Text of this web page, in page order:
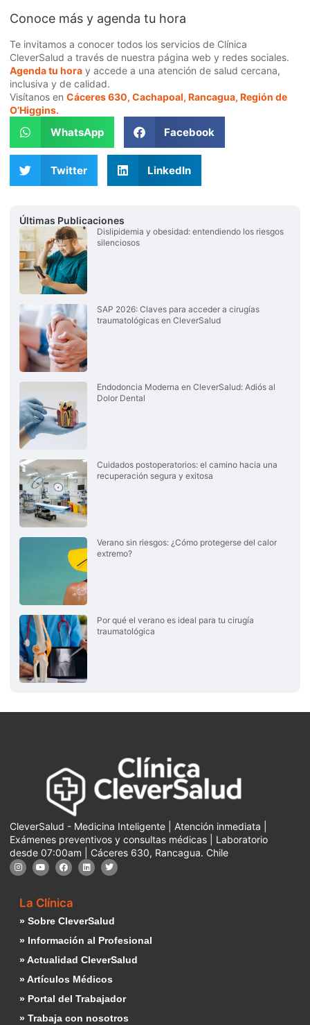
Conoce más y agenda tu hora
Te invitamos a conocer todos los servicios de Clínica
CleverSalud a través de nuestra página web y redes sociales.
Agenda tu hora y accede a una atención de salud cercana,
inclusiva y de calidad.
Visítanos en Cáceres 630, Cachapoal, Rancagua, Región de
O’Higgins.
WhatsApp Facebook
Twitter LinkedIn
Últimas Publicaciones
Dislipidemia y obesidad: entendiendo los riesgos
silenciosos
SAP 2026: Claves para acceder a cirugías
traumatológicas en CleverSalud
Endodoncia Moderna en CleverSalud: Adiós al
Dolor Dental
Cuidados postoperatorios: el camino hacia una
recuperación segura y exitosa
Verano sin riesgos: ¿Cómo protegerse del calor
extremo?
Por qué el verano es ideal para tu cirugía
traumatológica
CleverSalud - Medicina Inteligente | Atención inmediata |
Exámenes preventivos y consultas médicas | Laboratorio
desde 07:00am | Cáceres 630, Rancagua. Chile
La Clínica
» Sobre CleverSalud
» Información al Profesional
» Actualidad CleverSalud
» Artículos Médicos
» Portal del Trabajador
» Trabaja con nosotros